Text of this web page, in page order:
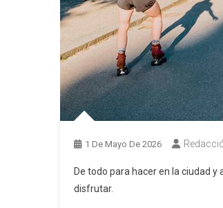
1 De Mayo De 2026
De todo para hacer en la ciudad
disfrutar.